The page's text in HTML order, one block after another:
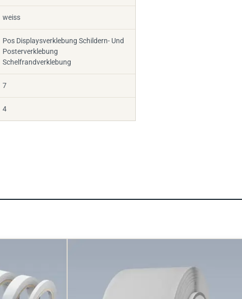
weiss
Pos Displaysverklebung Schildern- Und
Posterverklebung
Schelfrandverklebung
7
4